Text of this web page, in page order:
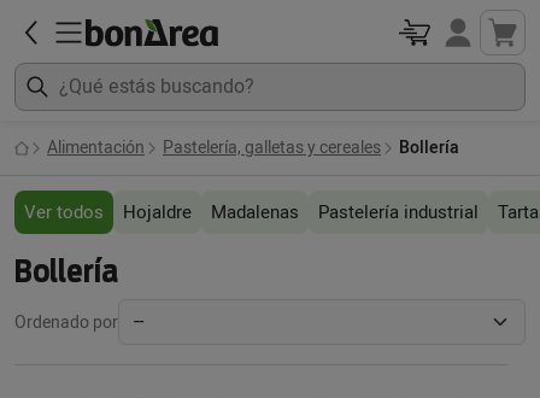
Alimentación Pastelería, galletas y cereales Bollería
Ver todos Hojaldre Madalenas Pastelería industrial
Bollería
Ordenado por